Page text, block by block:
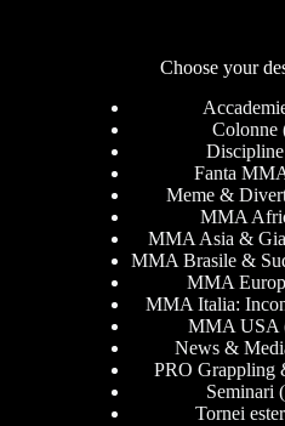
Choose your
Colonne
Discipline
Fanta
Meme &
MMA
MMA Asia &
MMA Brasile &
MMA
MMA Italia:
MMA USA
News &
PRO Grappling
Seminari
Tornei